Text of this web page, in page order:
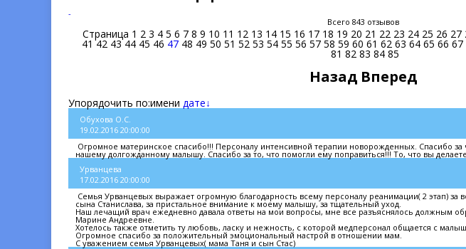
-
Всего 843 отзывов
Страница 1 2 3 4 5 6 7 8 9 10 11 12 13 14 15 16 17 18 19 20 21 22 23 24 25 26 27
41 42 43 44 45 46 47 48 49 50 51 52 53 54 55 56 57 58 59 60 61 62 63 64 65 66 67
81 82 83 84 85
Назад Вперед
Упорядочить по:имени дате↓
Обухова О.С.
19.02.2016 20:00:00
Огромное материнское спасибо!!! Персоналу интенсивной терапии новорожденных. Спасибо
нашему долгожданному малышу. Спасибо за то, что помогли ему поправиться!!! То, что вы
Урванцева
17.02.2016 20:00:00
Семья Урванцевых выражает огромную благодарность всему персоналу реанимации( 2 этап) за
сына Станислава, за пристальное внимание к моему малышу, за тщательный уход.
Наш лечащий врач ежедневно давала ответы на мои вопросы, мне все разъяснялось должным
Марине Андреевне.
Хотелось также отметить ту любовь, ласку и нежность, с которой медперсонал общается с
Огромное спасибо за положительный эмоциональный настрой в отношении мам.
С уважением семья Урванцевых( мама Таня и сын Стас)